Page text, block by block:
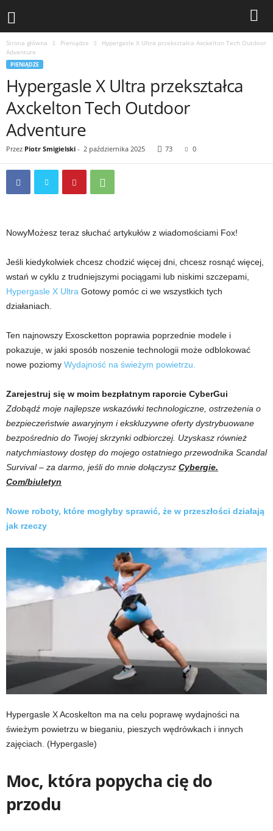
Strona główna Pieniądze
Hypergasle X Ultra przekształca Axckelton Tech Outdoor
Adventure
PIENIĄDZE
Hypergasle X Ultra przekształca
Axckelton Tech Outdoor
Adventure
Przez Piotr Smigielski - 2 października 2025 73 0
NowyMożesz teraz słuchać artykułów z wiadomościami Fox!
Jeśli kiedykolwiek chcesz chodzić więcej dni, chcesz rosnąć więcej,
wstań w cyklu z trudniejszymi pociągami lub niskimi szczepami,
Hypergasle X Ultra Gotowy pomóc ci we wszystkich tych
działaniach.
Ten najnowszy Exoscketton poprawia poprzednie modele i
pokazuje, w jaki sposób noszenie technologii może odblokować
nowe poziomy Wydajność na świeżym powietrzu.
Zarejestruj się w moim bezpłatnym raporcie CyberGui
Zdobądź moje najlepsze wskazówki technologiczne, ostrzeżenia o
bezpieczeństwie awaryjnym i ekskluzywne oferty dystrybuowane
bezpośrednio do Twojej skrzynki odbiorczej. Uzyskasz również
natychmiastowy dostęp do mojego ostatniego przewodnika Scandal
Survival – za darmo, jeśli do mnie dołączysz Cybergie.
Com/biuletyn
Nowe roboty, które mogłyby sprawić, że w przeszłości działają
jak rzeczy
Hypergasle X Acoskelton ma na celu poprawę wydajności na
świeżym powietrzu w bieganiu, pieszych wędrówkach i innych
zajęciach. (Hypergasle)
Moc, która popycha cię do
przodu